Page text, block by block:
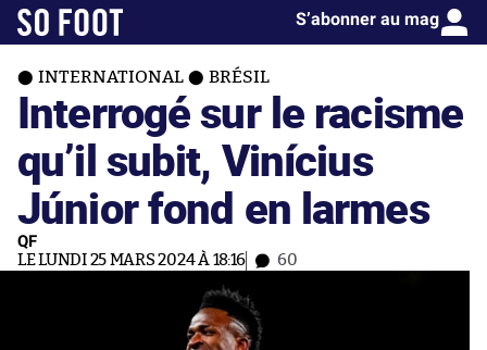
S’abonner au mag
INTERNATIONAL BRÉSIL
Interrogé sur le racisme
qu’il subit, Vinícius
Júnior fond en larmes
QF
LE LUNDI 25 MARS 2024 À 18:16 60